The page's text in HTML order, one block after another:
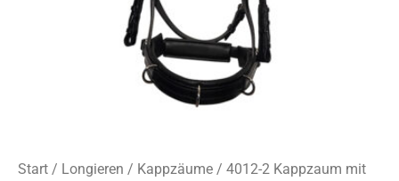
Start / Longieren / Kappzäume / 4012-2 Kappzaum mit